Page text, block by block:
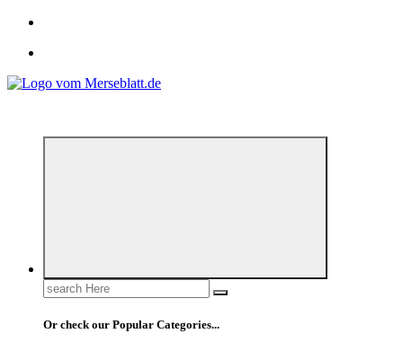
Search
for:
Or check our Popular Categories...